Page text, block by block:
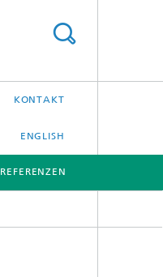
KONTAKT
ENGLISH
REFERENZEN